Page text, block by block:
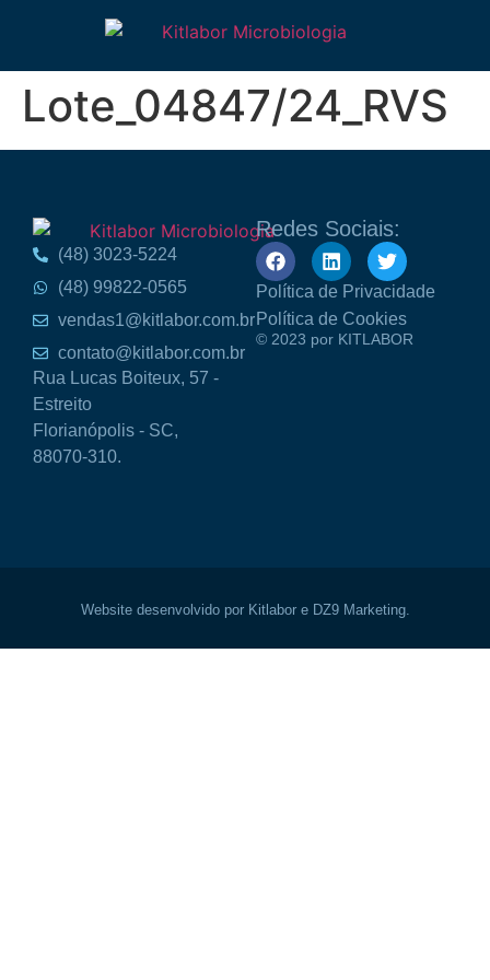
Lote_04847/24_RVS
(48) 3023-5224
(48) 99822-0565
vendas1@kitlabor.com.br
contato@kitlabor.com.br
Rua Lucas Boiteux, 57 -
Estreito
Florianópolis - SC,
88070-310.
Redes Sociais:
Política de Privacidade
Política de Cookies
© 2023 por KITLABOR
Website desenvolvido por Kitlabor e DZ9 Marketing.